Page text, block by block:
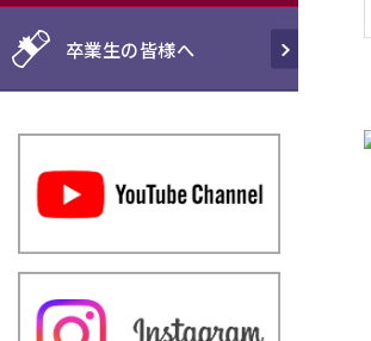
卒業生の皆様へ